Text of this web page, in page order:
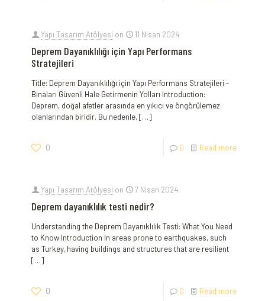
Yapı Tasarım Atölyesi on 11 Nisan 2024
Deprem Dayanıklılığı için Yapı Performans
Stratejileri
Title: Deprem​ Dayanıklılığı⁣ için Yapı Performans Stratejileri ⁢-
Binaları Güvenli Hale Getirmenin Yolları Introduction:
Deprem, doğal⁣ afetler arasında en yıkıcı ve⁣ öngörülemez
olanlarından biridir. Bu nedenle,[…]
0 0 Read more
Yapı Tasarım Atölyesi on 7 Nisan 2024
Deprem dayanıklılık testi nedir?
Understanding the Deprem Dayanıklılık Testi: What You Need
to Know Introduction In areas prone to earthquakes, such
as Turkey, having buildings and structures that are resilient
[…]
0 0 Read more